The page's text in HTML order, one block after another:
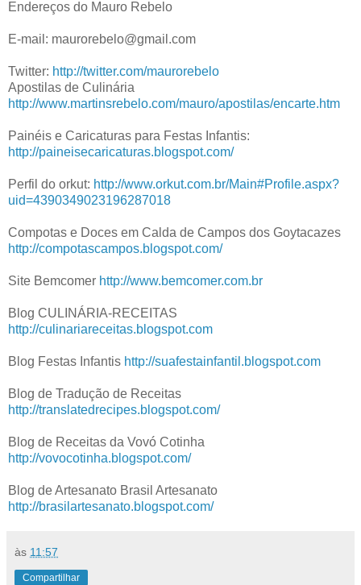
Endereços do Mauro Rebelo
E-mail: maurorebelo@gmail.com
Twitter: http://twitter.com/maurorebelo
Apostilas de Culinária
http://www.martinsrebelo.com/mauro/apostilas/encarte.htm
Painéis e Caricaturas para Festas Infantis:
http://paineisecaricaturas.blogspot.com/
Perfil do orkut: http://www.orkut.com.br/Main#Profile.aspx?
uid=4390349023196287018
Compotas e Doces em Calda de Campos dos Goytacazes
http://compotascampos.blogspot.com/
Site Bemcomer http://www.bemcomer.com.br
Blog CULINÁRIA-RECEITAS
http://culinariareceitas.blogspot.com
Blog Festas Infantis http://suafestainfantil.blogspot.com
Blog de Tradução de Receitas
http://translatedrecipes.blogspot.com/
Blog de Receitas da Vovó Cotinha
http://vovocotinha.blogspot.com/
Blog de Artesanato Brasil Artesanato
http://brasilartesanato.blogspot.com/
às 11:57
Compartilhar